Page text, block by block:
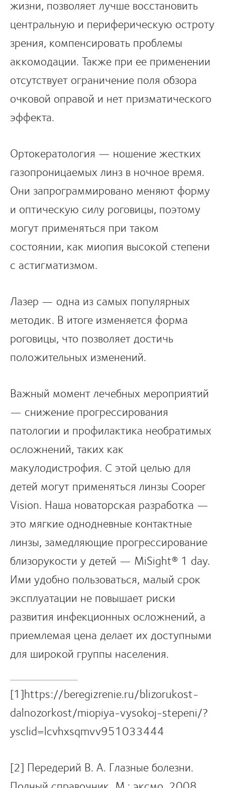
жизни, позволяет лучше восстановить
центральную и периферическую остроту
зрения, компенсировать проблемы
аккомодации. Также при ее применении
отсутствует ограничение поля обзора
очковой оправой и нет призматического
эффекта.
Ортокератология — ношение жестких
газопроницаемых линз в ночное время.
Они запрограммировано меняют форму
и оптическую силу роговицы, поэтому
могут применяться при таком
состоянии, как миопия высокой степени
с астигматизмом.
Лазер — одна из самых популярных
методик. В итоге изменяется форма
роговицы, что позволяет достичь
положительных изменений.
Важный момент лечебных мероприятий
— снижение прогрессирования
патологии и профилактика необратимых
осложнений, таких как
макулодистрофия. С этой целью для
детей могут применяться линзы Cooper
Vision. Наша новаторская разработка —
это мягкие однодневные контактные
линзы, замедляющие прогрессирование
близорукости у детей — MiSight® 1 day.
Ими удобно пользоваться, малый срок
эксплуатации не повышает риски
развития инфекционных осложнений, а
приемлемая цена делает их доступными
для широкой группы населения.
[1]https://beregizrenie.ru/blizorukost-
dalnozorkost/miopiya-vysokoj-stepeni/?
ysclid=lcvhxsqmvv951033444
[2] Передерий В. А. Глазные болезни.